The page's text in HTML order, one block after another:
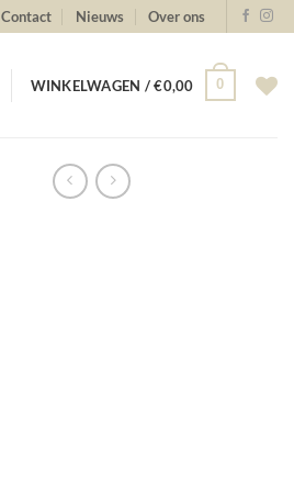
Contact Nieuws Over ons
WINKELWAGEN /€0,00 0